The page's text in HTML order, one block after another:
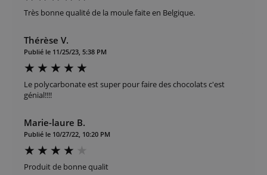
Très bonne qualité de la moule faite en Belgique.
Thérèse V.
Publié le 11/25/23, 5:38 PM
Le polycarbonate est super pour faire des chocolats c'est
génial!!!!
Marie-laure B.
Publié le 10/27/22, 10:20 PM
Produit de bonne qualit